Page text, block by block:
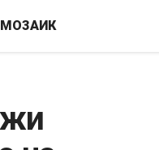
МОЗАИК